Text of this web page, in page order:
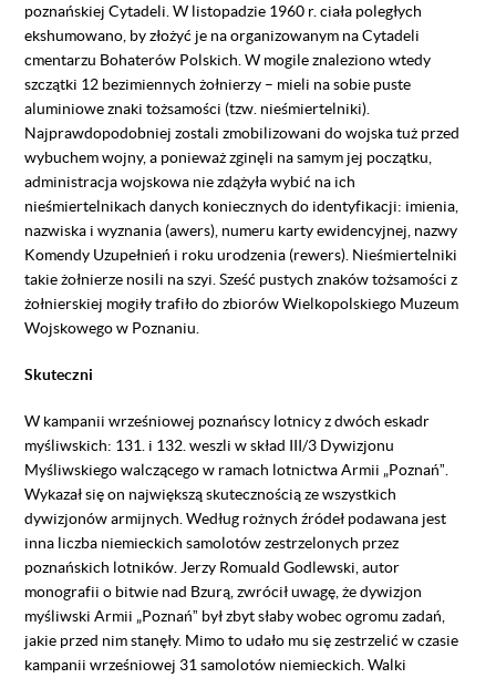
poznańskiej Cytadeli. W listopadzie 1960 r. ciała poległych
ekshumowano, by złożyć je na organizowanym na Cytadeli
cmentarzu Bohaterów Polskich. W mogile znaleziono wtedy
szczątki 12 bezimiennych żołnierzy – mieli na sobie puste
aluminiowe znaki tożsamości (tzw. nieśmiertelniki).
Najprawdopodobniej zostali zmobilizowani do wojska tuż przed
wybuchem wojny, a ponieważ zginęli na samym jej początku,
administracja wojskowa nie zdążyła wybić na ich
nieśmiertelnikach danych koniecznych do identyfikacji: imienia,
nazwiska i wyznania (awers), numeru karty ewidencyjnej, nazwy
Komendy Uzupełnień i roku urodzenia (rewers). Nieśmiertelniki
takie żołnierze nosili na szyi. Sześć pustych znaków tożsamości z
żołnierskiej mogiły trafiło do zbiorów Wielkopolskiego Muzeum
Wojskowego w Poznaniu.
Skuteczni
W kampanii wrześniowej poznańscy lotnicy z dwóch eskadr
myśliwskich: 131. i 132. weszli w skład III/3 Dywizjonu
Myśliwskiego walczącego w ramach lotnictwa Armii „Poznańˮ.
Wykazał się on największą skutecznością ze wszystkich
dywizjonów armijnych. Według rożnych źródeł podawana jest
inna liczba niemieckich samolotów zestrzelonych przez
poznańskich lotników. Jerzy Romuald Godlewski, autor
monografii o bitwie nad Bzurą, zwrócił uwagę, że dywizjon
myśliwski Armii „Poznańˮ był zbyt słaby wobec ogromu zadań,
jakie przed nim stanęły. Mimo to udało mu się zestrzelić w czasie
kampanii wrześniowej 31 samolotów niemieckich. Walki